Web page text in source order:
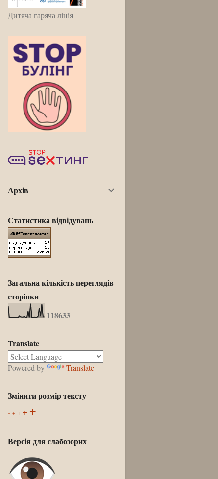
Дитяча гаряча лінія
Архів
Статистика відвідувань
Загальна кількість переглядів
сторінки
118633
Translate
Powered by Translate
Змінити розмір тексту
+ + + + +
Версія для слабозорих